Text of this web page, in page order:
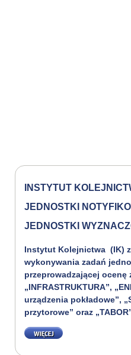
INSTYTUT
JEDNOSTKI
JEDNOSTKI
Instytut Kolejnictwa (IK)
wykonywania zadań
przeprowadzającej
„INFRASTRUKTURA”,
urządzenia pokładowe”,
przytorowe” oraz
WIĘCEJ